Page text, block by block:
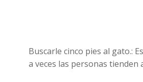
Buscarle cinco pies al gato.:
a veces las personas tienden